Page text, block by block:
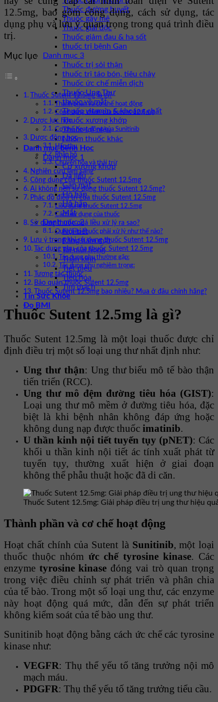
Thuốc đường huyết
Thuốc gây mê
Thuốc giải độc
Thuốc giảm đau & hạ sốt
thuốc trị bệnh Gan
Danh mục 3
Thuốc trị sỏi thận
thuốc trị táo bón, tiêu chảy
Thuốc ức chế miễn dịch
Thuốc Ung Thư
thuốc về mắt
Thuốc vitamin & khoáng chất
Thuốc xương khớp
Thuốc lợi niệu
Nhóm thuốc khác
Danh mục bệnh Học
Danh mục 1
Cơ xương khớp
Da liễu
Gan mật
Hô hấp
Hô hấp
Mắt
Danh mục 2
Nội tiết
Răng hàm mặt
Tai mũi họng
Thần kinh
Tiết niệu
Tiêu hóa
Tim mạch
Tin Sức Khỏe
Đo BMI
12.5mg, bao gồm công dụng, cách sử dụng, tác
dụng phụ và lưu ý quan trọng trong quá trình điều
trị.
Mục lục
Thuốc Sutent 12.5mg là gì?
Thành phần và cơ chế hoạt động
Công dụng chính của Sutent 12.5mg
Dược lực học
Cơ chế hoạt động của Sunitinib
Dược động học
Hấp thu
Phân bố
Chuyển hóa và thải trừ
Nghiên cứu lâm sàng
Công dụng của thuốc Sutent 12.5mg
Ai không nên sử dụng thuốc Sutent 12.5mg?
Phác đồ điều trị của thuốc Sutent 12.5mg
Liều dùng thuốc Sutent 12.5mg
Cách sử dụng của thuốc
Sử dụng thuốc quá liều xử lý ra sao?
Quên liều thuốc phải xử lý như thế nào?
Lưu ý trong khi sử dụng thuốc Sutent 12.5mg
Tác dụng phụ của thuốc Sutent 12.5mg
Tác dụng phụ thường gặp:
Tác dụng phụ nghiêm trọng:
Tương tác thuốc
Bảo quản thuốc Sutent 12.5mg
Thuốc Sutent 12.5mg bao nhiêu? Mua ở đâu chính hãng?
Thuốc Sutent 12.5mg là gì?
Thuốc Sutent 12.5mg là một loại thuốc được chỉ
định điều trị một số loại ung thư nhất định như:
Ung thư thận: Ung thư biểu mô tế bào thận
tiến triển (RCC).
Ung thư mô đệm đường tiêu hóa (GIST):
Loại ung thư mô mềm ở đường tiêu hóa, đặc
biệt là khi bệnh nhân không đáp ứng hoặc
không dung nạp được thuốc imatinib.
U thần kinh nội tiết tuyến tụy (pNET): Các
khối u thần kinh nội tiết ác tính xuất phát từ
tuyến tụy, thường xuất hiện ở giai đoạn
không thể phẫu thuật hoặc đã di căn.
Thuốc Sutent 12.5mg: Giải pháp điều trị ung thư hiệu
Thành phần và cơ chế hoạt động
Hoạt chất chính của Sutent là Sunitinib, một loại
thuốc thuộc nhóm ức chế tyrosine kinase. Các
enzyme tyrosine kinase đóng vai trò quan trọng
trong việc điều chỉnh sự phát triển và phân chia
của tế bào. Trong một số loại ung thư, các enzyme
này hoạt động quá mức, dẫn đến sự phát triển
không kiểm soát của tế bào ung thư.
Sunitinib hoạt động bằng cách ức chế các tyrosine
kinase như:
VEGFR: Thụ thể yếu tố tăng trưởng nội mô
mạch máu.
PDGFR: Thụ thể yếu tố tăng trưởng tiểu cầu.